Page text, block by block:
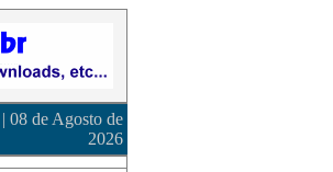
| 08 de Agosto de
2026